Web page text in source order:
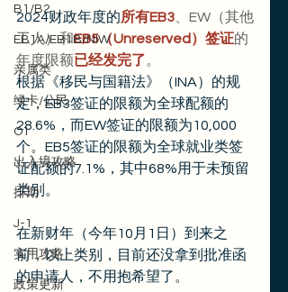
B1/B2
EB1A/EB1B/NIW
亲属类
绿卡/公民
O1
出入境攻略
排期
J-1
实用攻略
政策更新
2024财政年度的所有EB3 、EW（其他
工人）和EB5（Unreserved）签证的
年度限额已经发完了 。
根据《移民与国籍法》（INA）的规
定，EB3签证的限额为全球配额的
28.6%，而EW签证的限额为10,000
个。EB5签证的限额为全球就业类签
证配额的7.1%，其中68%用于未预留
类别。
在新财年（今年10月1日）到来之
前，以上类别，目前还没拿到批准函
的申请人，不用抱希望了。